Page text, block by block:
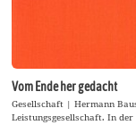
Vom Ende her gedacht
Gesellschaft | Hermann
Leistungsgesellschaft. In